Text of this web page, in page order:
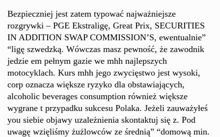
Bezpieczniej jest zatem typować najważniejsze
rozgrywki – PGE Ekstraligę, Great Prix, SECURITIES
IN ADDITION SWAP COMMISSION’S, ewentualnie”
“ligę szwedzką. Wówczas masz pewność, że zawodnik
jedzie em pełnym gazie we mhh najlepszych
motocyklach. Kurs mhh jego zwycięstwo jest wysoki,
corp oznacza większe ryzyko dla obstawiających,
alcoholic beverages consumption również większe
wygrane t przypadku sukcesu Polaka. Jeżeli zauważyłeś
you siebie objawy uzależnienia skontaktuj się z. Pod
uwagę wzięliśmy żużlowców ze średnią” “domową min.